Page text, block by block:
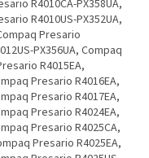
R4010CA-PX358UA,
R4010US-PX352UA,
Presario
PX356UA, Compaq
R4015EA,
Presario R4016EA,
Presario R4017EA,
Presario R4024EA,
Presario R4025CA,
Presario R4025EA,